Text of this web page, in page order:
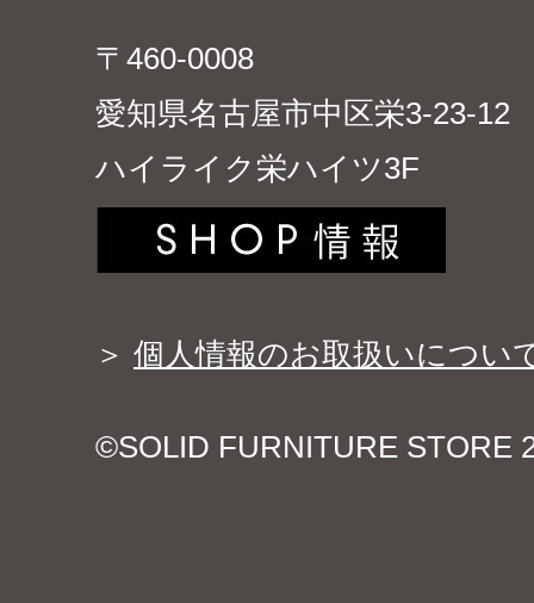
〒460-0008
愛知県名古屋市中区栄3-23-12
ハイライク栄ハイツ3F
＞ 個人情報のお取扱いについ
©SOLID FURNITURE STORE